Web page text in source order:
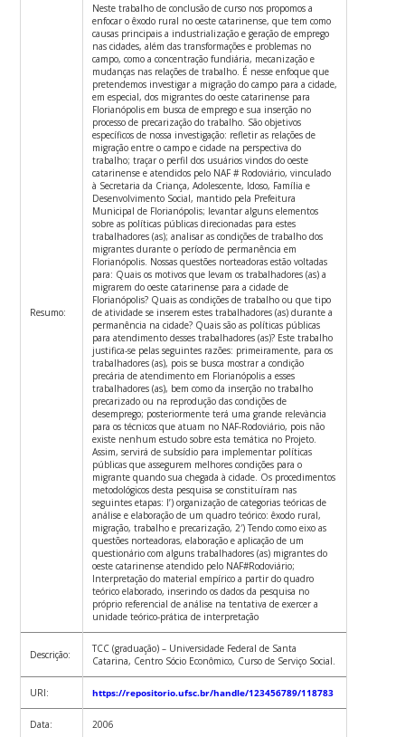
Resumo:
Neste trabalho de conclusão de curso nos propomos a
enfocar o êxodo rural no oeste catarinense, que tem como
causas principais a industrialização e geração de emprego
nas cidades, além das transformações e problemas no
campo, como a concentração fundiária, mecanização e
mudanças nas relações de trabalho. É nesse enfoque que
pretendemos investigar a migração do campo para a cidade,
em especial, dos migrantes do oeste catarinense para
Florianópolis em busca de emprego e sua inserção no
processo de precarização do trabalho. São objetivos
específicos de nossa investigação: refletir as relações de
migração entre o campo e cidade na perspectiva do
trabalho; traçar o perfil dos usuários vindos do oeste
catarinense e atendidos pelo NAF # Rodoviário, vinculado
à Secretaria da Criança, Adolescente, Idoso, Família e
Desenvolvimento Social, mantido pela Prefeitura
Municipal de Florianópolis; levantar alguns elementos
sobre as políticas públicas direcionadas para estes
trabalhadores (as); analisar as condições de trabalho dos
migrantes durante o período de permanência em
Florianópolis. Nossas questões norteadoras estão voltadas
para: Quais os motivos que levam os trabalhadores (as) a
migrarem do oeste catarinense para a cidade de
Florianópolis? Quais as condições de trabalho ou que tipo
de atividade se inserem estes trabalhadores (as) durante a
permanência na cidade? Quais são as políticas públicas
para atendimento desses trabalhadores (as)? Este trabalho
justifica-se pelas seguintes razões: primeiramente, para os
trabalhadores (as), pois se busca mostrar a condição
precária de atendimento em Florianópolis a esses
trabalhadores (as), bem como da inserção no trabalho
precarizado ou na reprodução das condições de
desemprego; posteriormente terá uma grande relevància
para os técnicos que atuam no NAF-Rodoviário, pois não
existe nenhum estudo sobre esta temática no Projeto.
Assim, servirá de subsídio para implementar políticas
públicas que assegurem melhores condições para o
migrante quando sua chegada à cidade. Os procedimentos
metodológicos desta pesquisa se constituíram nas
seguintes etapas: I’) organização de categorias teóricas de
análise e elaboração de um quadro teórico: êxodo rural,
migração, trabalho e precarização, 2′) Tendo como eixo as
questões norteadoras, elaboração e aplicação de um
questionário com alguns trabalhadores (as) migrantes do
oeste catarinense atendido pelo NAF#Rodoviário;
Interpretação do material empírico a partir do quadro
teórico elaborado, inserindo os dados da pesquisa no
próprio referencial de análise na tentativa de exercer a
unidade teórico-prática de interpretação
Descrição:
TCC (graduação) – Universidade Federal de Santa
Catarina, Centro Sócio Econômico, Curso de Serviço Social.
URI: https://repositorio.ufsc.br/handle/123456789/118783
Data: 2006